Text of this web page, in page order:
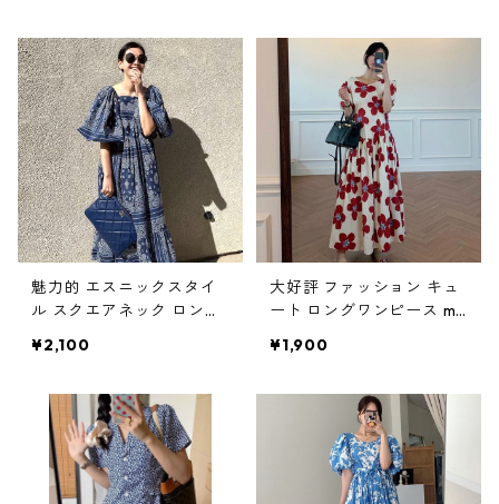
魅力的 エスニックスタイ
ル スクエアネック ロング
¥2,100
大好評 ファッション キュ
ート ロングワンピース m-
¥1,900